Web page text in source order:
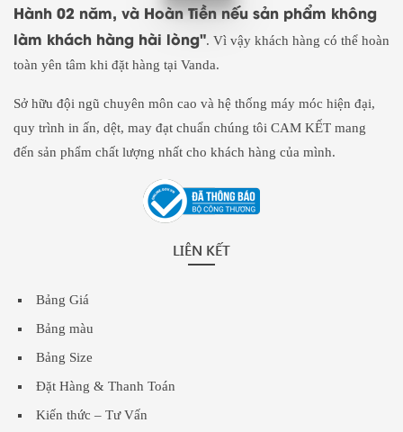
Hành 02 năm, và Hoàn Tiền nếu sản phẩm không
làm khách hàng hài lòng". Vì vậy khách hàng có thể hoàn
toàn yên tâm khi đặt hàng tại Vanda.
Sở hữu đội ngũ chuyên môn cao và hệ thống máy móc hiện đại,
quy trình in ấn, dệt, may đạt chuẩn chúng tôi CAM KẾT mang
đến sản phẩm chất lượng nhất cho khách hàng của mình.
LIÊN KẾT
Bảng Giá
Bảng màu
Bảng Size
Đặt Hàng & Thanh Toán
Kiến thức – Tư Vấn